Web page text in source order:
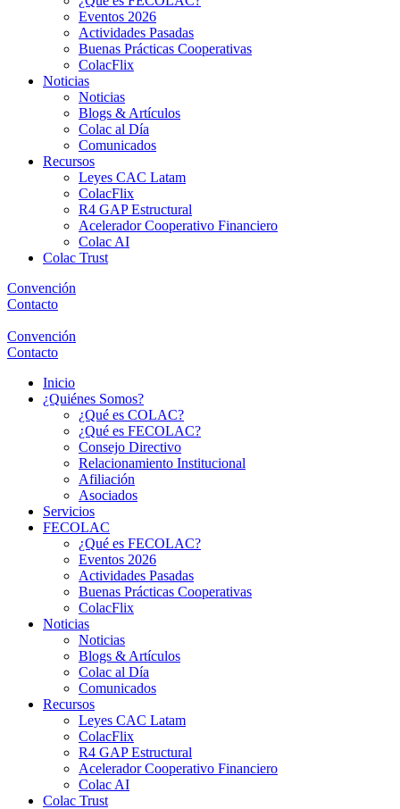
Eventos 2026
Actividades Pasadas
Buenas Prácticas Cooperativas
ColacFlix
Noticias
Noticias
Blogs & Artículos
Colac al Día
Comunicados
Recursos
Leyes CAC Latam
ColacFlix
R4 GAP Estructural
Acelerador Cooperativo Financiero
Colac AI
Colac Trust
Convención
Contacto
Convención
Contacto
Inicio
¿Quiénes Somos?
¿Qué es COLAC?
¿Qué es FECOLAC?
Consejo Directivo
Relacionamiento Institucional
Afiliación
Asociados
Servicios
FECOLAC
¿Qué es FECOLAC?
Eventos 2026
Actividades Pasadas
Buenas Prácticas Cooperativas
ColacFlix
Noticias
Noticias
Blogs & Artículos
Colac al Día
Comunicados
Recursos
Leyes CAC Latam
ColacFlix
R4 GAP Estructural
Acelerador Cooperativo Financiero
Colac AI
Colac Trust